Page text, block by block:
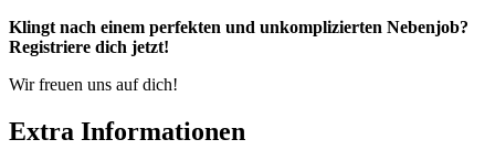
Klingt nach einem perfekten und unkomplizierten Nebenjob?
Registriere dich jetzt!
Wir freuen uns auf dich!
Extra Informationen